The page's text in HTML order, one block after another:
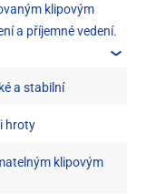
klipovým
a příjemné vedení.
a stabilní
hroty
klipovým